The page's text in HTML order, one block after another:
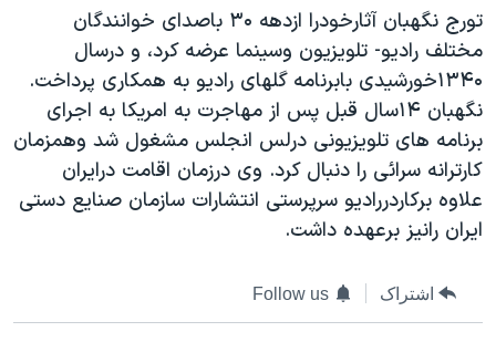
فرهنگ و زندگی
حقوق شهروندی
اقتصادی
علم و فناوری
اسرائیل در جنگ
گالری عکس
مستندها
انتخابات ریاست جمهوری آمریکا ۲۰۲۴
حمله جمهوری اسلامی به اسرائیل
رمز مهسا
ورزش زنان در ایران
اعتراضات زن، زندگی، آزادی
تریبونال مردمی آبان ۹۸
دنبال کنید
زبانهای مختلف
تورج نگهبان آثارخودرا ازدهه ۳۰ باصدای خوانندگان
مختلف رادیو- تلویزیون وسینما عرضه کرد، و درسال
۱۳۴۰خورشيدی بابرنامه گلهای رادیو به همکاری پرداخت.
نگهبان ۱۴سال قبل پس از مهاجرت به امریکا به اجرای
برنامه های تلویزیونی درلس انجلس مشغول شد وهمزمان
کارترانه سرائی را دنبال کرد. وی درزمان اقامت درایران
علاوه برکاردررادیو سرپرستی انتشارات سازمان صنایع دستی
ایران رانیز برعهده داشت.
اشتراک Follow us